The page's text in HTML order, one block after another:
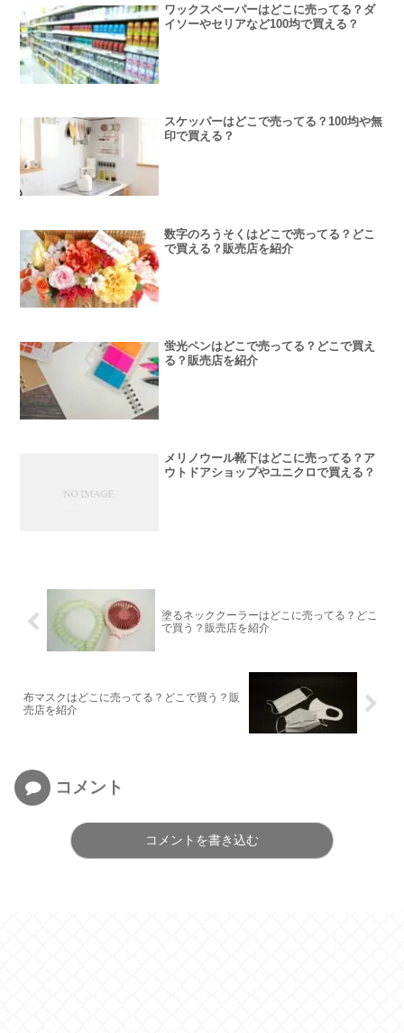
ワックスペーパーはどこに売ってる？ダ
イソーやセリアなど100均で買える？
スケッパーはどこで売ってる？100均や無
印で買える？
数字のろうそくはどこで売ってる？どこ
で買える？販売店を紹介
蛍光ペンはどこで売ってる？どこで買え
る？販売店を紹介
メリノウール靴下はどこに売ってる？ア
ウトドアショップやユニクロで買える？
塗るネッククーラーはどこに売ってる？どこ
で買う？販売店を紹介
布マスクはどこに売ってる？どこで買う？販
売店を紹介
コメント
コメントを書き込む